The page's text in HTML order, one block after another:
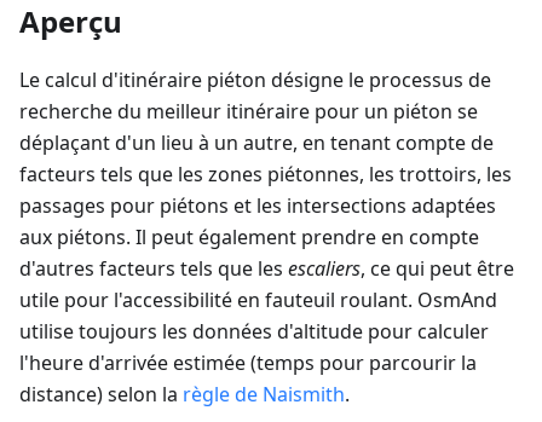
Aperçu
Le calcul d'itinéraire piéton désigne le processus de
recherche du meilleur itinéraire pour un piéton se
déplaçant d'un lieu à un autre, en tenant compte de
facteurs tels que les zones piétonnes, les trottoirs, les
passages pour piétons et les intersections adaptées
aux piétons. Il peut également prendre en compte
d'autres facteurs tels que les escaliers, ce qui peut être
utile pour l'accessibilité en fauteuil roulant. OsmAnd
utilise toujours les données d'altitude pour calculer
l'heure d'arrivée estimée (temps pour parcourir la
distance) selon la règle de Naismith.